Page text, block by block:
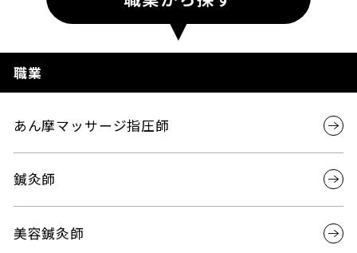
職業
あん摩マッサージ指圧師
鍼灸師
美容鍼灸師